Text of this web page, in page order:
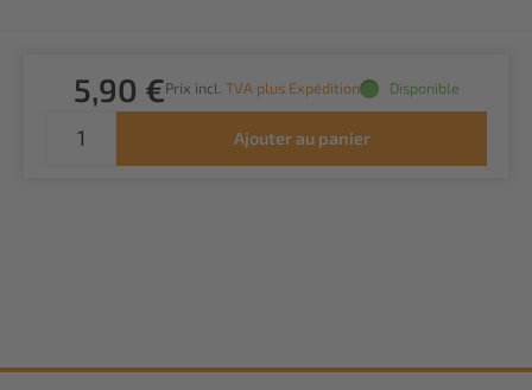
5,90 €Prix incl. TVA plus Expédition Disponible
Ajouter au panier